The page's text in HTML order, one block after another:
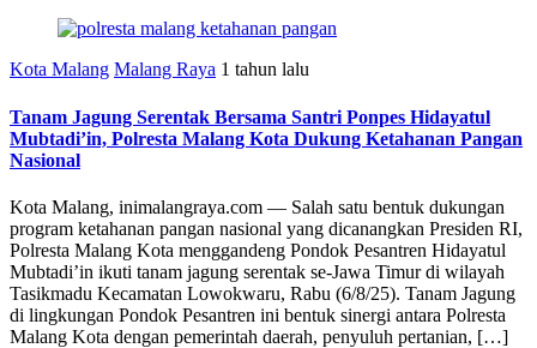
Kota Malang Malang Raya 1 tahun lalu
Tanam Jagung Serentak Bersama Santri Ponpes Hidayatul
Mubtadi’in, Polresta Malang Kota Dukung Ketahanan Pangan
Nasional
Kota Malang, inimalangraya.com — Salah satu bentuk dukungan
program ketahanan pangan nasional yang dicanangkan Presiden RI,
Polresta Malang Kota menggandeng Pondok Pesantren Hidayatul
Mubtadi’in ikuti tanam jagung serentak se-Jawa Timur di wilayah
Tasikmadu Kecamatan Lowokwaru, Rabu (6/8/25). Tanam Jagung
di lingkungan Pondok Pesantren ini bentuk sinergi antara Polresta
Malang Kota dengan pemerintah daerah, penyuluh pertanian, […]